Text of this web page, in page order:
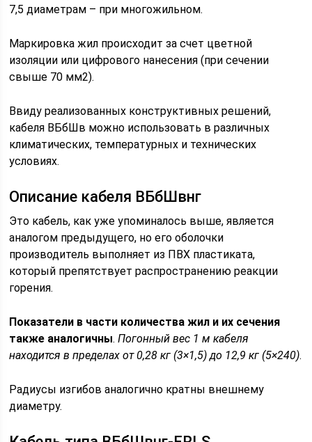
7,5 диаметрам – при многожильном.
Маркировка жил происходит за счет цветной
изоляции или цифрового нанесения (при сечении
свыше 70 мм2).
Ввиду реализованных конструктивных решений,
кабеля ВБбШв можно использовать в различных
климатических, температурных и технических
условиях.
Описание кабеля ВБбШвнг
Это кабель, как уже упоминалось выше, является
аналогом предыдущего, но его оболочки
производитель выполняет из ПВХ пластиката,
который препятствует распространению реакции
горения.
Показатели в части количества жил и их сечения
также аналогичны.Погонный вес 1 м кабеля
находится в пределах от 0,28 кг (3×1,5) до 12,9 кг (5×240).
Радиусы изгибов аналогично кратны внешнему
диаметру.